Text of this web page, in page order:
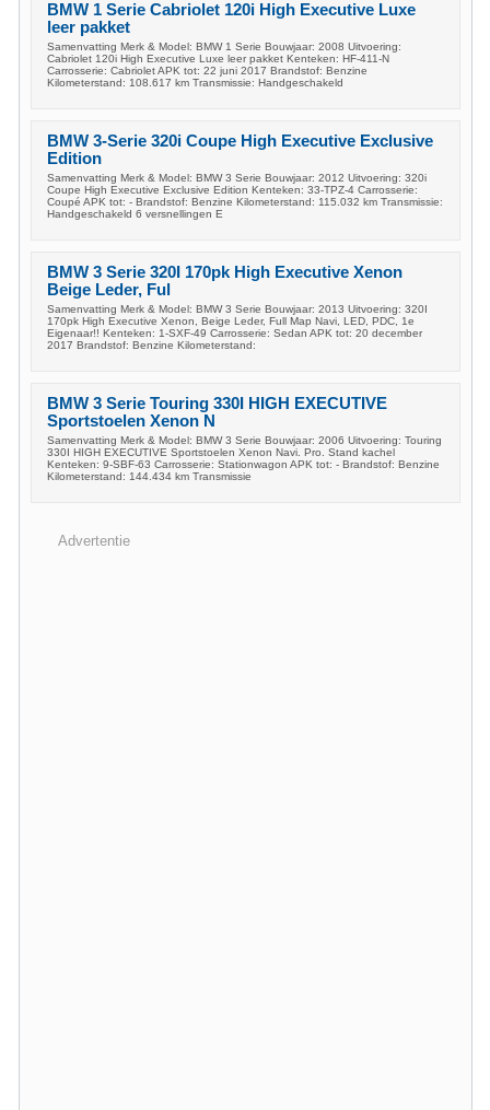
BMW 1 Serie Cabriolet 120i High Executive Luxe
leer pakket
Samenvatting Merk & Model: BMW 1 Serie Bouwjaar: 2008 Uitvoering:
Cabriolet 120i High Executive Luxe leer pakket Kenteken: HF-411-N
Carrosserie: Cabriolet APK tot: 22 juni 2017 Brandstof: Benzine
Kilometerstand: 108.617 km Transmissie: Handgeschakeld
BMW 3-Serie 320i Coupe High Executive Exclusive
Edition
Samenvatting Merk & Model: BMW 3 Serie Bouwjaar: 2012 Uitvoering: 320i
Coupe High Executive Exclusive Edition Kenteken: 33-TPZ-4 Carrosserie:
Coupé APK tot: - Brandstof: Benzine Kilometerstand: 115.032 km Transmissie:
Handgeschakeld 6 versnellingen E
BMW 3 Serie 320I 170pk High Executive Xenon
Beige Leder, Ful
Samenvatting Merk & Model: BMW 3 Serie Bouwjaar: 2013 Uitvoering: 320I
170pk High Executive Xenon, Beige Leder, Full Map Navi, LED, PDC, 1e
Eigenaar!! Kenteken: 1-SXF-49 Carrosserie: Sedan APK tot: 20 december
2017 Brandstof: Benzine Kilometerstand:
BMW 3 Serie Touring 330I HIGH EXECUTIVE
Sportstoelen Xenon N
Samenvatting Merk & Model: BMW 3 Serie Bouwjaar: 2006 Uitvoering: Touring
330I HIGH EXECUTIVE Sportstoelen Xenon Navi. Pro. Stand kachel
Kenteken: 9-SBF-63 Carrosserie: Stationwagon APK tot: - Brandstof: Benzine
Kilometerstand: 144.434 km Transmissie
Advertentie